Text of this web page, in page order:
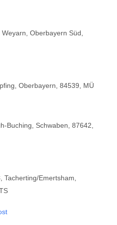
Oberbayern Süd,
Oberbayern, 84539, MÜ
Buching, Schwaben, 87642,
Tacherting/Emertsham,